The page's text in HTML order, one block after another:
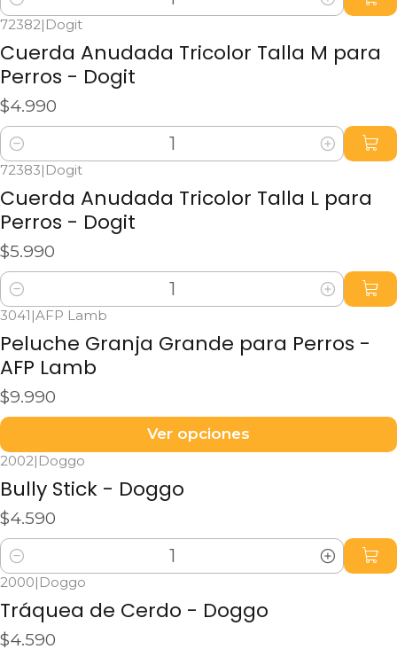
Cantidad
72382| Dogit
Cuerda Anudada Tricolor Talla M para
Perros - Dogit
$4.990
Cantidad
72383| Dogit
Cuerda Anudada Tricolor Talla L para
Perros - Dogit
$5.990
Cantidad
3041 |AFP Lamb
Peluche Granja Grande para Perros -
AFP Lamb
$9.990
Ver opciones
2002| Doggo
Bully Stick - Doggo
$4.590
Cantidad
2000| Doggo
Tráquea de Cerdo - Doggo
$4.590